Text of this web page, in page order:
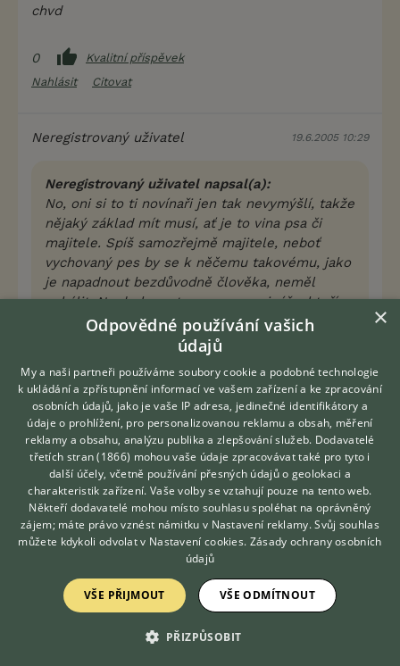
chvd
0
Kvalitní příspěvek
Nahlásit
Citovat
Neregistrovaný uživatel 19.6.2005 10:29
Neregistrovaný uživatel napsal(a):
No, oni si to ti novínaři jen tak nevymýšlí, takže
nějaký základ mít musí, ať je to vina psa či
majitele. Spíš samozřejmě majitele, neboť
vychovaný pes by se k něčemu takovému, jako
je napadnout bezdůvodně člověka, neměl
uchýlit. Na druhou stranu, pro novináře, kteří
psům nerozumí je to senzace a důvod ke
článku, kvůli kterému řada lidí tento časopis
koupí, a to mu jde, je to všechno o penězích.
TAkže závěr: ten kdo psům nerozumí a
nezajímá se o ně, těm je to jedno. Ti, kteří o
psech ví hodně, chovají je a znají, tak se nad
tím pousmějí, a ví, že to tak není, že je to jen
blábol. Akorát nevím, kam zařadit ty, co se
kvůli tomu umí takhle rozčílit...
Ti , kteří psy neznají často berou podobné články
jako fakta ( a to nemluvím o těch, co psy nemají
rádi) , ty , ketrí psy znají to rozčílí dost často - ona
blbost prostě vadí , jen se nad ní vždycky pousmát,
je k ničemu - ostatně 100x opakovaná lež se pro
Hledáte zvířecího kamaráda?
Zdarma vám poradí
VETERINÁŘ ONLINE
KONZULTOVAT S
VETERINÁŘEM
×
Odpovědné používání vašich
údajů
My a naši partneři používáme soubory cookie a podobné technologie
k ukládání a zpřístupnění informací ve vašem zařízení a ke zpracování
osobních údajů, jako je vaše IP adresa, jedinečné identifikátory a
údaje o prohlížení, pro personalizovanou reklamu a obsah, měření
reklamy a obsahu, analýzu publika a zlepšování služeb. Dodavatelé
třetích stran (1866) mohou vaše údaje zpracovávat také pro tyto i
další účely, včetně používání přesných údajů o geolokaci a
charakteristik zařízení. Vaše volby se vztahují pouze na tento web.
Někteří dodavatelé mohou místo souhlasu spoléhat na oprávněný
zájem; máte právo vznést námitku v Nastavení reklamy. Svůj souhlas
můžete kdykoli odvolat v Nastavení cookies. Zásady ochrany osobních
údajů
VŠE PŘIJMOUT VŠE ODMÍTNOUT
PŘIZPŮSOBIT